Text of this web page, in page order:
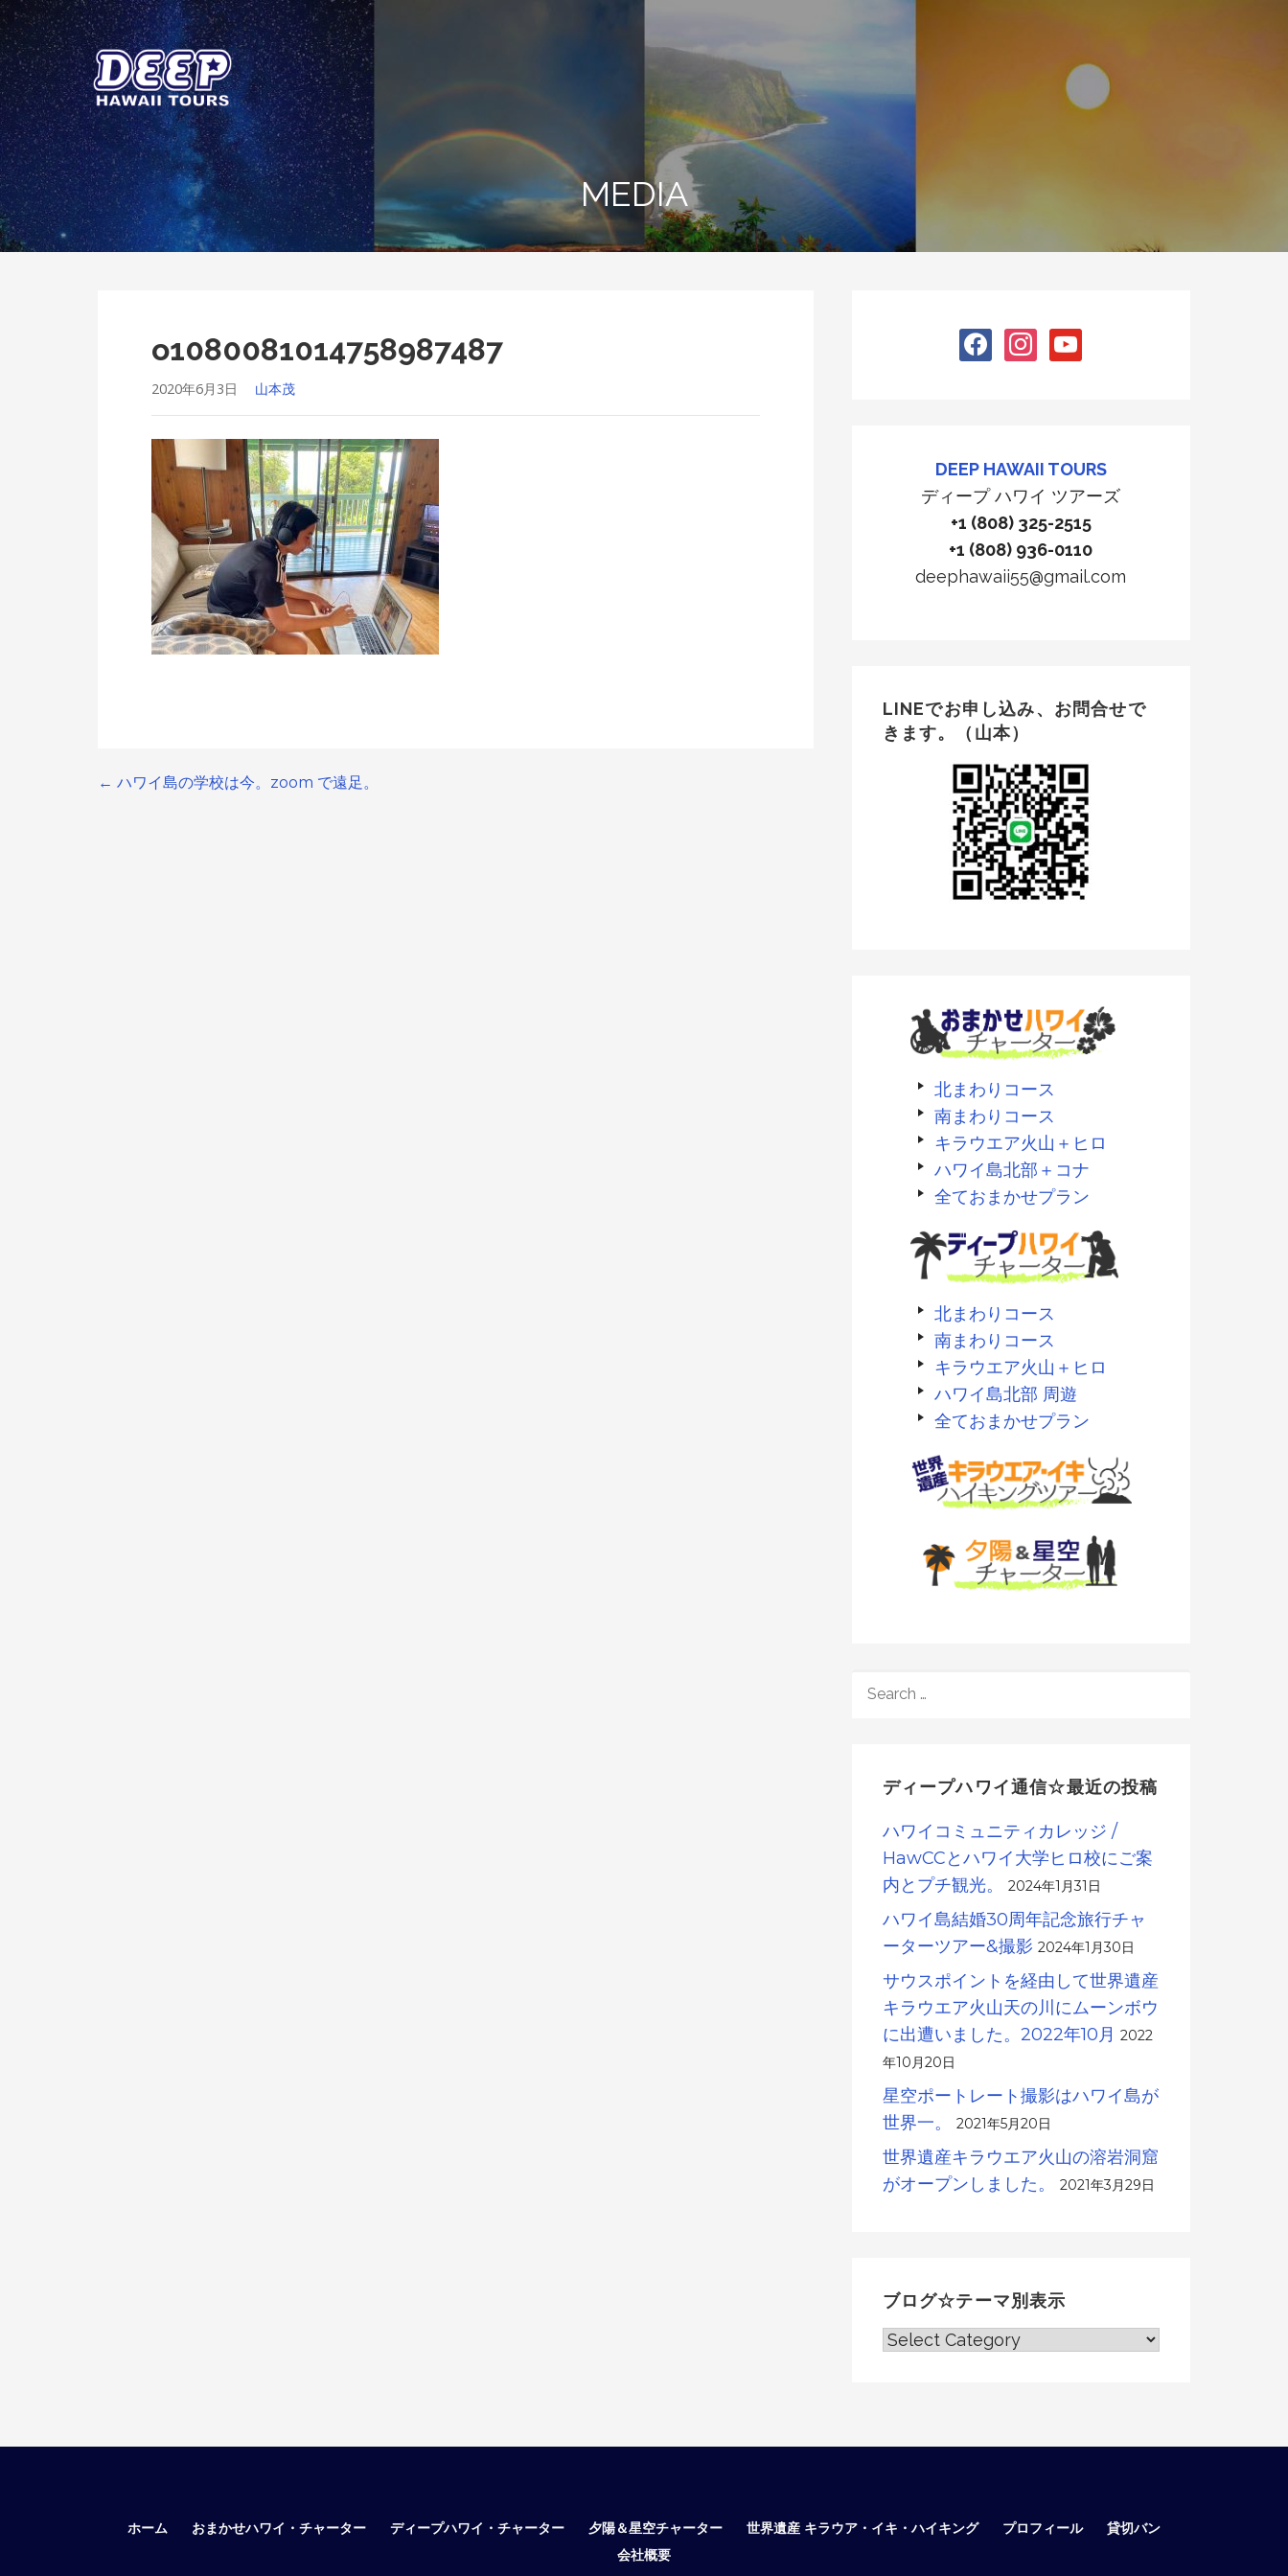
Skip
to
content
ディープ ハワイ ツアーズ
ハワイ島のプライベートツアー
MEDIA
o1080081014758987487
2020年6月3日 山本茂
Post
← ハワイ島の学校は今。zoom で遠足。
facebookinstagramyoutube
DEEP HAWAII TOURS
ディープ ハワイ ツアーズ
+1 (808) 325-2515
+1 (808) 936-0110
deephawaii55@gmail.com
LINEでお申し込み、お問合せで
きます。（山本）
北まわりコース
南まわりコース
キラウエア火山＋ヒロ
ハワイ島北部＋コナ
全ておまかせプラン
北まわりコース
南まわりコース
キラウエア火山＋ヒロ
ハワイ島北部 周遊
全ておまかせプラン
FOR:
ディープハワイ通信☆最近の投稿
ハワイコミュニティカレッジ /
HawCCとハワイ大学ヒロ校にご案
内とプチ観光。
2024年1月31日
ハワイ島結婚30周年記念旅行チャ
ーターツアー&撮影 2024年1月30日
サウスポイントを経由して世界遺産
キラウエア火山天の川にムーンボウ
に出遭いました。2022年10月 2022
年10月20日
星空ポートレート撮影はハワイ島が
世界一。
2021年5月20日
世界遺産キラウエア火山の溶岩洞窟
がオープンしました。
2021年3月29日
ブログ☆テーマ別表示
ブ
ー
表
ホーム おまかせハワイ・チャーター ディープハワイ・チャーター 夕陽＆星空チャーター 世界遺産 キラウア・イキ・ハイキング プロフィール
貸切バン
会社概要